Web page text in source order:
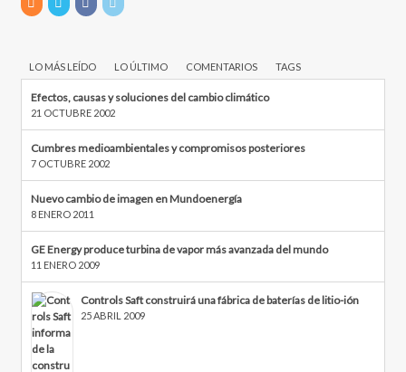
LO MÁS LEÍDO LO ÚLTIMO COMENTARIOS TAGS
Efectos, causas y soluciones del cambio climático
21 OCTUBRE 2002
Cumbres medioambientales y compromisos posteriores
7 OCTUBRE 2002
Nuevo cambio de imagen en Mundoenergía
8 ENERO 2011
GE Energy produce turbina de vapor más avanzada del mundo
11 ENERO 2009
Controls Saft construirá una fábrica de baterías de litio-ión
25 ABRIL 2009